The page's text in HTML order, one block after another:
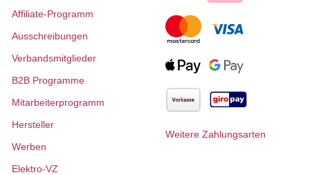
Affiliate-Programm
Ausschreibungen
Verbandsmitglieder
B2B Programme
Mitarbeiterprogramm
Hersteller
Werben
Elektro-VZ
Weitere Zahlungsarten